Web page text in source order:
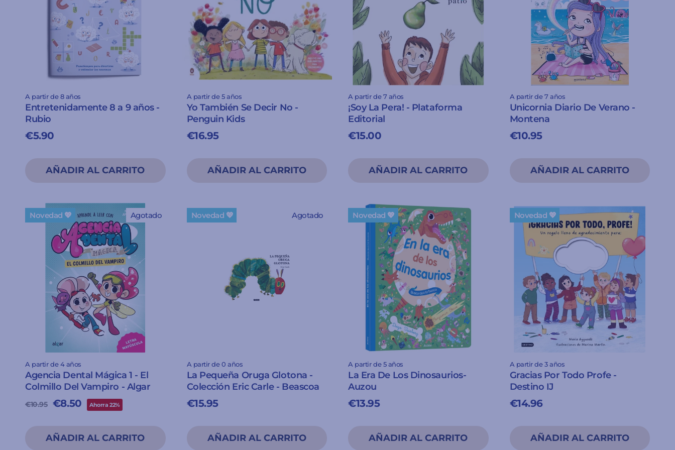
A partir de 8 años
Entretenidamente 8 a 9 años -
Rubio
€5.90
A partir de 5 años
Yo También Se Decir No -
Penguin Kids
€16.95
A partir de 7 años
¡Soy La Pera! - Plataforma
Editorial
€15.00
A partir de 7 años
Unicornia Diario De Verano -
Montena
€10.95
Agotado
Novedad 💖
A partir de 4 años
Agencia Dental Mágica 1 - El
Colmillo Del Vampiro - Algar
Precio
€10.95 Precio
€8.50 Ahorra 22%
Agotado
Novedad 💖
A partir de 0 años
La Pequeña Oruga Glotona -
Colección Eric Carle - Beascoa
€15.95
Novedad 💖
A partir de 5 años
La Era De Los Dinosaurios-
Auzou
€13.95
Novedad 💖
A partir de 3 años
Gracias Por Todo Profe -
Destino IJ
€14.96